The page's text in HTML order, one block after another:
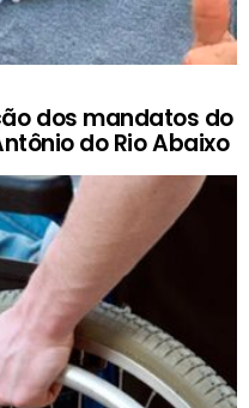
dos mandatos do
do Rio Abaixo